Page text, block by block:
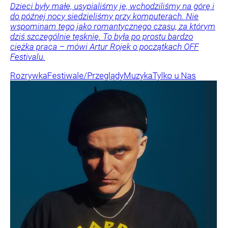
Dzieci były małe, usypialiśmy je, wchodziliśmy na górę i
do późnej nocy siedzieliśmy przy komputerach. Nie
wspominam tego jako romantycznego czasu, za którym
dziś szczególnie tęsknię. To była po prostu bardzo
ciężka praca – mówi Artur Rojek o początkach OFF
Festivalu.
RozrywkaFestiwale/PrzeglądyMuzykaTylko u Nas